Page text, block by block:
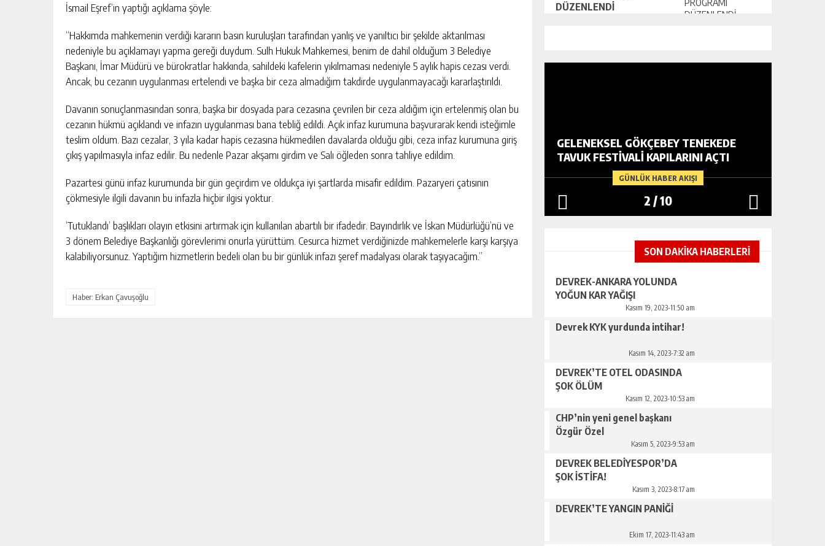
İsmail Eşref’in yaptığı açıklama şöyle:
“Hakkımda mahkemenin verdiği kararın basın kuruluşları tarafından yanlış ve yanıltıcı bir şekilde aktarılması
nedeniyle bu açıklamayı yapma gereği duydum. Sulh Hukuk Mahkemesi, benim de dahil olduğum 3 Belediye
Başkanı, İmar Müdürü ve bürokratlar hakkında, sahildeki kafelerin yıkılmaması nedeniyle 5 aylık hapis cezası verdi.
Ancak, bu cezanın uygulanması ertelendi ve başka bir ceza almadığım takdirde uygulanmayacağı kararlaştırıldı.
Davanın sonuçlanmasından sonra, başka bir dosyada para cezasına çevrilen bir ceza aldığım için ertelenmiş olan bu
cezanın hükmü açıklandı ve infazın uygulanması bana tebliğ edildi. Açık infaz kurumuna başvurarak kendi isteğimle
teslim oldum. Bazı cezalar, 3 yıla kadar hapis cezasına hükmedilen davalarda olduğu gibi, ceza infaz kurumuna giriş
çıkış yapılmasıyla infaz edilir. Bu nedenle Pazar akşamı girdim ve Salı öğleden sonra tahliye edildim.
Pazartesi günü infaz kurumunda bir gün geçirdim ve oldukça iyi şartlarda misafir edildim. Pazaryeri çatısının
çökmesiyle ilgili davanın bu infazla hiçbir ilgisi yoktur.
‘Tutuklandı’ başlıkları olayın etkisini artırmak için kullanılan abartılı bir ifadedir. Bayındırlık ve İskan Müdürlüğü’nü ve
3 dönem Belediye Başkanlığı görevlerimi onurla yürüttüm. Cesurca hizmet verdiğinizde mahkemelerle karşı karşıya
kalabiliyorsunuz. Yaptığım hizmetlerin bedeli olan bu bir günlük infazı şeref madalyası olarak taşıyacağım.”
Haber: Erkan Çavuşoğlu
DÜZENLENDİ
GÜNLÜK HABER AKIŞI
DEVREK’TE SAĞLIK HIZMETLERI
MASAYA YATIRILDI
GÜNLÜK HABER AKIŞI
KADIN KOOPERATİFLERİ VE
GİRİŞİMCİLER ZTSO’DA BİR ARAYA
GÜNLÜK HABER AKIŞI
GELENEKSEL GÖKÇEBEY TENEKEDE
TAVUK FESTIVALI KAPILARINI AÇTI
2 /10
SON DAKİKA HABERLERİ
DEVREK-ANKARA YOLUNDA
YOĞUN KAR YAĞIŞI
Kasım 19, 2023-11:50 am
Devrek KYK yurdunda intihar!
Kasım 14, 2023-7:32 am
DEVREK’TE OTEL ODASINDA
ŞOK ÖLÜM
Kasım 12, 2023-10:53 am
CHP’nin yeni genel başkanı
Özgür Özel
Kasım 5, 2023-9:53 am
DEVREK BELEDİYESPOR’DA
ŞOK İSTİFA!
Kasım 3, 2023-8:17 am
DEVREK’TE YANGIN PANİĞİ
Ekim 17, 2023-11:43 am